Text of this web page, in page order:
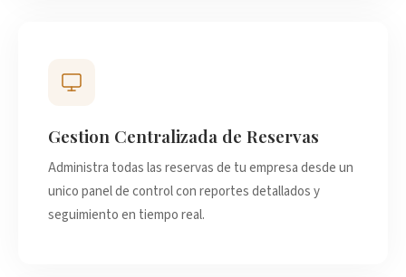
Gestion Centralizada de Reservas
Administra todas las reservas de tu empresa desde un
unico panel de control con reportes detallados y
seguimiento en tiempo real.